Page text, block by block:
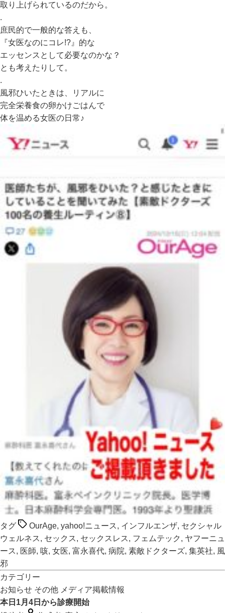
取り上げられているのだから。
.
庶民的で一般的な答えも、
『女医なのにコレ!?』的な
エッセンスとして必要なのかな？
とも考えたりして。
.
風邪ひいたときは、リアルに
完全栄養食の卵かけごはんで
体を温める女医の日常♪
タグ OurAge, yahoo!ニュース, インフルエンザ, セクシャル
ウェルネス, セックス, セックスレス, フェムテック , ヤフーニュ
ース, 医師, 咳, 女医, 富永喜代, 病院, 素敵ドクターズ, 集英社, 風
邪
カテゴリー
お知らせ その他 メディア掲載情報
本日1月4日から診療開始